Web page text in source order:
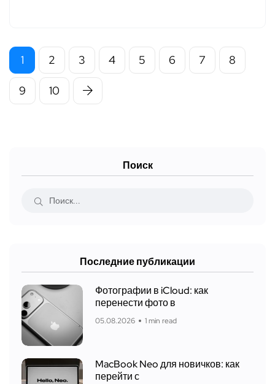
1 2 3 4 5 6 7 8
9 10
Поиск
Последние публикации
Фотографии в iCloud: как
перенести фото в
05.08.2026 1 min read
MacBook Neo для новичков: как
перейти с